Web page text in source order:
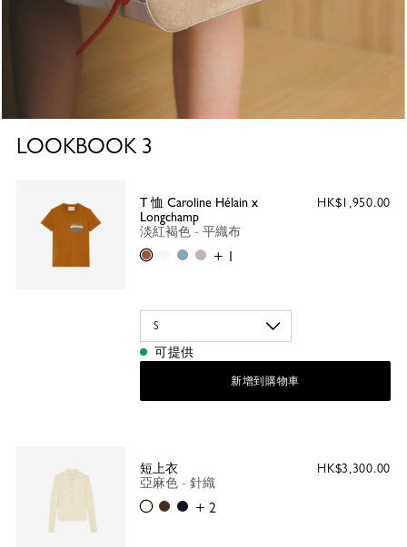
LOOKBOOK 3
T 恤 Caroline Hélain x
Longchamp
淡紅褐色 - 平織布
淡紅褐色
白色Thistle
Ballet
+ 1
HK$1,950.00
可提供
新增到購物車
短上衣
亞麻色 - 針織
亞麻色
摩卡色
黑色+ 2
HK$3,300.00